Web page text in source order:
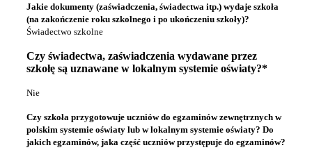
Jakie dokumenty (zaświadczenia, świadectwa itp.) wydaje szkoła
(na zakończenie roku szkolnego i po ukończeniu szkoły)?
Świadectwo szkolne
Czy świadectwa, zaświadczenia wydawane przez
szkołę są uznawane w lokalnym systemie oświaty?*
Nie
Czy szkoła przygotowuje uczniów do egzaminów zewnętrznych w
polskim systemie oświaty lub w lokalnym systemie oświaty? Do
jakich egzaminów, jaka część uczniów przystępuje do egzaminów?